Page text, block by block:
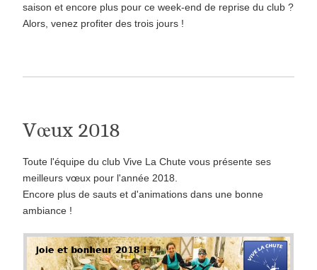
saison et encore plus pour ce week-end de reprise du club ?
Alors, venez profiter des trois jours !
Vœux 2018
Toute l'équipe du club Vive La Chute vous présente ses
meilleurs vœux pour l'année 2018.
Encore plus de sauts et d'animations dans une bonne
ambiance !